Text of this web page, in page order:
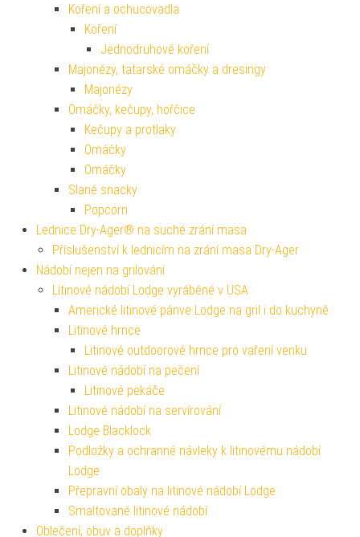
Koření a ochucovadla
Koření
Jednodruhové koření
Majonézy, tatarské omáčky a dresingy
Majonézy
Omáčky, kečupy, hořčice
Kečupy a protlaky
Omáčky
Omáčky
Slané snacky
Popcorn
Lednice Dry-Ager® na suché zrání masa
Příslušenství k lednicím na zrání masa Dry-Ager
Nádobí nejen na grilování
Litinové nádobí Lodge vyráběné v USA
Americké litinové pánve Lodge na gril i do kuchyně
Litinové hrnce
Litinové outdoorové hrnce pro vaření venku
Litinové nádobí na pečení
Litinové pekáče
Litinové nádobí na servírování
Lodge Blacklock
Podložky a ochranné návleky k litinovému nádobí
Lodge
Přepravní obaly na litinové nádobí Lodge
Smaltované litinové nádobí
Oblečení, obuv a doplňky